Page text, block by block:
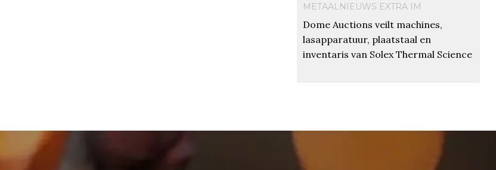
METAALNIEUWS EXTRA IM
Dome Auctions veilt machines,
lasapparatuur, plaatstaal en
inventaris van Solex Thermal Science